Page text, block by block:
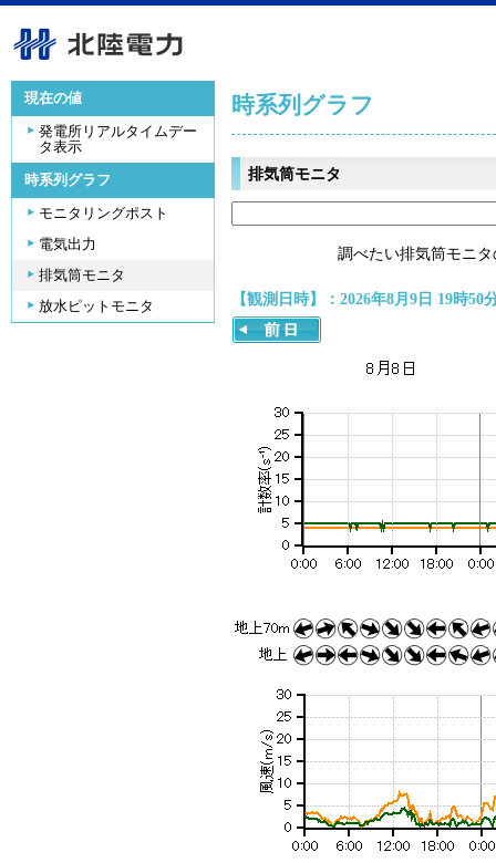
現在の値
発電所リアルタイムデー
タ表示
時系列グラフ
モニタリングポスト
電気出力
排気筒モニタ
放水ピットモニタ
時系列グラフ
排気筒モニタ
調べたい排気筒モニ
【観測日時】：2026年8月9日 19時50